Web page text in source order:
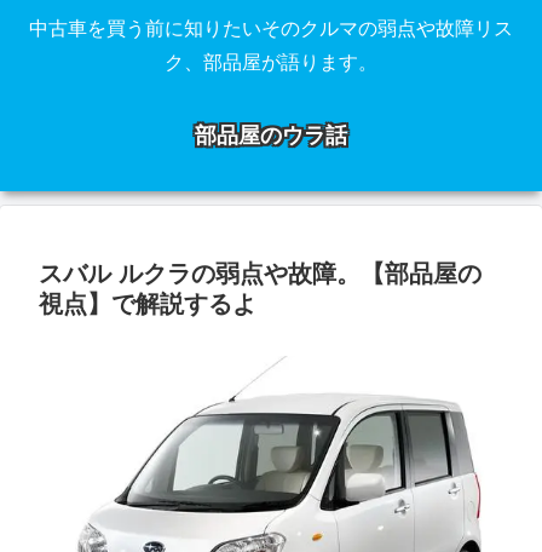
中古車を買う前に知りたいそのクルマの弱点や故障リス
ク、部品屋が語ります。
部品屋のウラ話
スバル ルクラの弱点や故障。【部品屋の
視点】で解説するよ